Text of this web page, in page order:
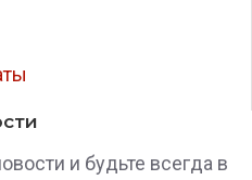
и будьте всегда в